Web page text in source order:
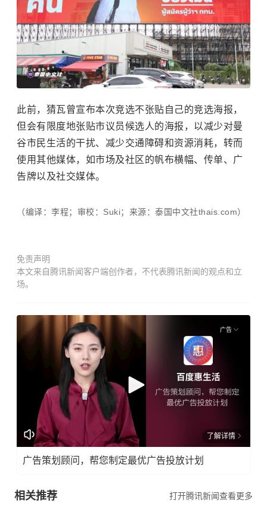
此前，猜瓦曾宣布本次竞选不张贴自己的竞选海报，
但会有限度地张贴市议员候选人的海报，以减少对曼
谷市民生活的干扰、减少交通障碍和资源消耗，转而
使用其他媒体，如市场及社区的帆布横幅、传单、广
告牌以及社交媒体。
（编译：李程；审校：Suki；来源：泰国中文社thais.com）
免责声明
本文来自腾讯新闻客户端创作者，不代表腾讯新闻的观点和立
场。
广告
了解详情
广告策划顾问，帮您制定最优广告投放计划
相关推荐 打开腾讯新闻查看更多